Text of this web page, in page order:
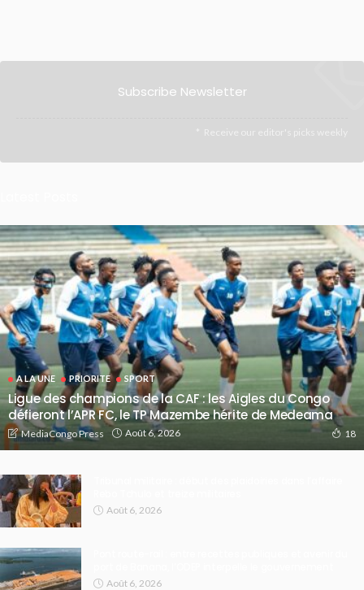
Subscribe Newsletter
Receive our editor's picks weekly
A LA UNE PRIORITE SPORT
Ligue des champions de la CAF : les Aigles du Congo
défieront l’APR FC, le TP Mazembe hérite de Medeama
MediaCongo Press Août 6, 2026 18
Août 6, 2026
Août 6, 2026